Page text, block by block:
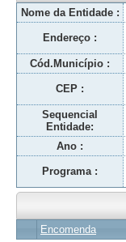
Nome da Entidade :
Endereço :
Cód.Município :
CEP :
Sequencial
Entidade:
Ano :
Programa :
Encomenda